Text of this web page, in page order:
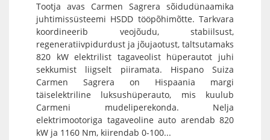
Tootja avas Carmen Sagrera sõidudünaamika
juhtimissüsteemi HSDD tööpõhimõtte. Tarkvara
koordineerib veojõudu, stabiilsust,
regeneratiivpidurdust ja jõujaotust, taltsutamaks
820 kW elektrilist tagaveolist hüperautot juhi
sekkumist liigselt piiramata. Hispano Suiza
Carmen Sagrera on Hispaania margi
täiselektriline luksushüperauto, mis kuulub
Carmeni mudeliperekonda. Nelja
elektrimootoriga tagaveoline auto arendab 820
kW ja 1160 Nm, kiirendab 0-100...